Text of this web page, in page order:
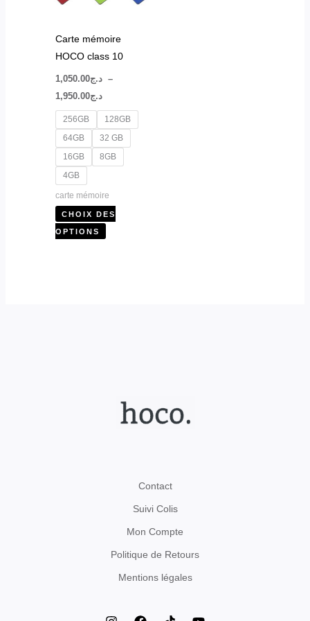
Carte mémoire
HOCO class 10
د.ج1,050.00
–
د.ج1,950.00
256GB
128GB
64GB
32 GB
16GB
8GB
4GB
carte mémoire
CHOIX DES
OPTIONS
page
du
produit
Contact
Suivi Colis
Mon Compte
Politique de Retours
Mentions légales